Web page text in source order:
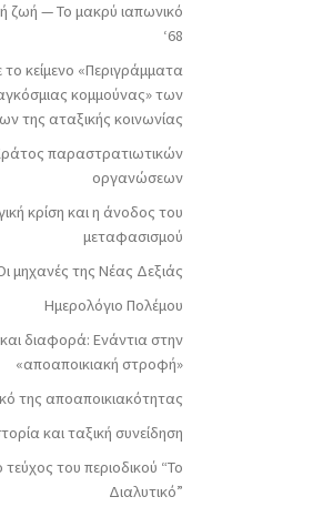
ζωή — Το μακρύ ιαπωνικό
‘68
το κείμενο «Περιγράμματα
κομμούνας» των
της αταξικής κοινωνίας
παραστρατιωτικών
οργανώσεων
κρίση και η άνοδος του
μεταφασισμού
μηχανές της Νέας Δεξιάς
Ημερολόγιο Πολέμου
και διαφορά: Ενάντια στην
«αποαποικιακή στροφή»
της αποαποικιακότητας
και ταξική συνείδηση
του περιοδικού “Το
Διαλυτικό”